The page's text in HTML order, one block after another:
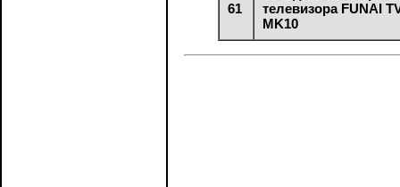
61
телевизора FUNAI
MK10